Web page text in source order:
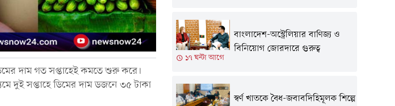
দাম গত সপ্তাহেই কমতে শুরু করে।
দুই সপ্তাহে ডিমের দাম ডজনে ৩৫ টাকা
১৭ ঘন্টা আগে
বাংলাদেশ-অস্ট্রেলিয়ার বাণিজ্য ও
বিনিয়োগ জোরদারে গুরুত্ব
স্বর্ণ খাতকে বৈধ-জবাবদিহিমূলক শিল্পে